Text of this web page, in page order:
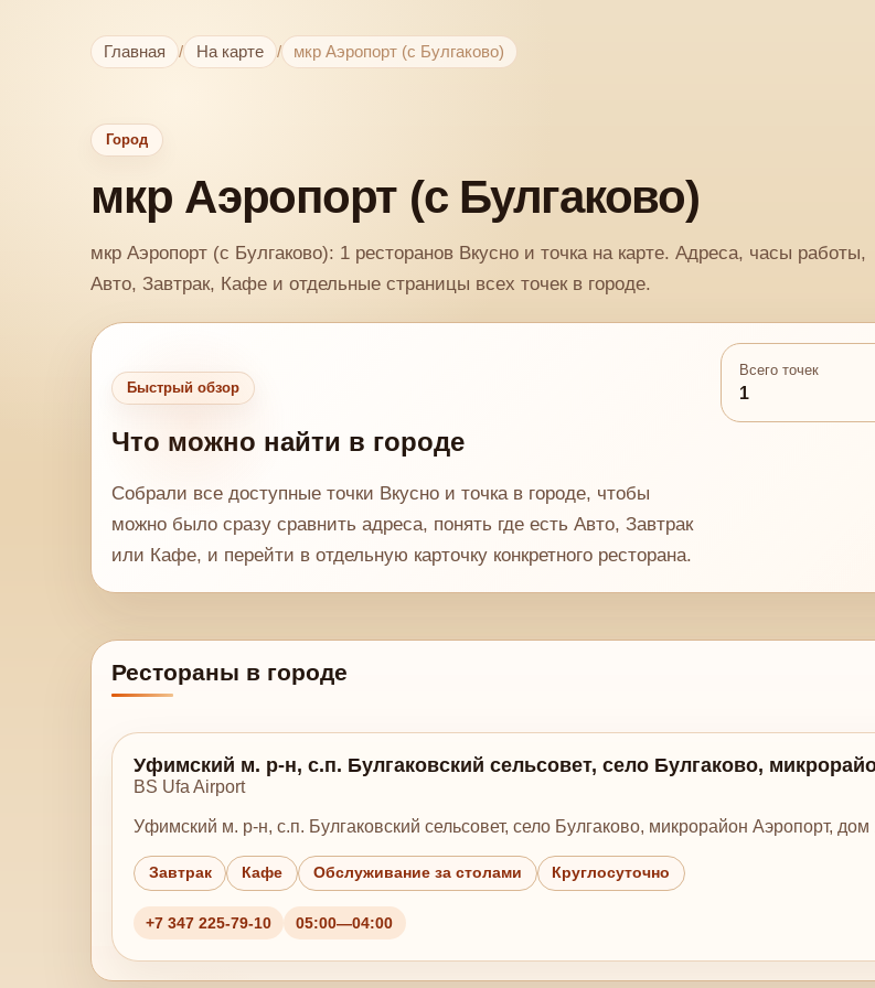
Главная / На карте / мкр Аэропорт (с Булгаково)
Город
мкр Аэропорт (с Булгаково)
мкр Аэропорт (с Булгаково): 1 ресторанов Вкусно и точка на карте. Адреса, часы работы,
Авто, Завтрак, Кафе и отдельные страницы всех точек в городе.
Быстрый обзор
Что можно найти в городе
Собрали все доступные точки Вкусно и точка в городе, чтобы
можно было сразу сравнить адреса, понять где есть Авто, Завтрак
или Кафе, и перейти в отдельную карточку конкретного ресторана.
Всего точек
1
Рестораны в городе
Уфимский м. р-н, с.п. Булгаковский сельсовет, село Булгаково,
BS Ufa Airport
Уфимский м. р-н, с.п. Булгаковский сельсовет, село Булгаково, микрорайон Аэропорт, дом
Завтрак Кафе Обслуживание за столами Круглосуточно
+7 347 225-79-10 05:00—04:00